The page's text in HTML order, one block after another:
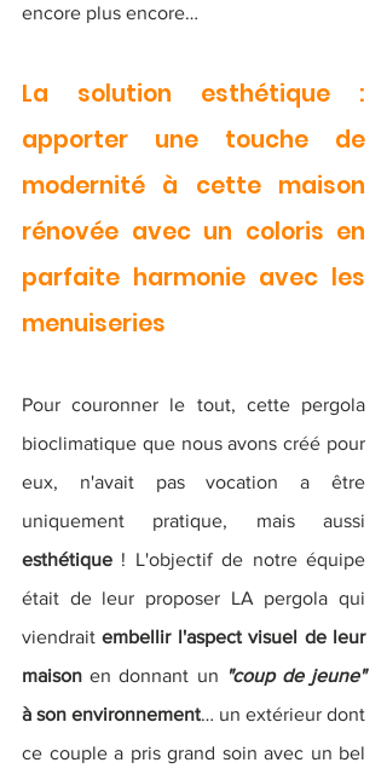
encore plus encore…
La solution esthétique :
apporter une touche de
modernité à cette maison
rénovée avec un coloris en
parfaite harmonie avec les
menuiseries
Pour couronner le tout, cette pergola
bioclimatique que nous avons créé pour
eux, n'avait pas vocation a être
esthétique ! L'objectif de notre équipe
était de leur proposer LA pergola qui
viendrait embellir l'aspect visuel de leur
maison en donnant un "coup de jeune"
à son environnement… un extérieur dont
ce couple a pris grand soin avec un bel